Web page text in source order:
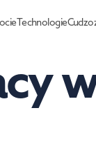
Technologie